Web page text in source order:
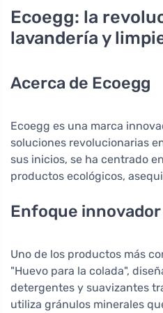
estas preguntas, ¡ha llegado
Huevo de Lavado Ecoegg no
recipiente de plástico que
de lavado mineral. Soportan
no contienen productos
muy sensible. Cuando el
basta con comprar otro en
rellenar el huevo. Al igual
ecológicos, entre los huevos
esenciales naturales,
Ecoegg: la
lavandería y
Acerca de Ecoegg
Ecoegg es una marca
soluciones revolucionarias
sus inicios, se ha centrado
productos ecológicos,
Enfoque innovador
Uno de los productos más
"Huevo para la colada",
detergentes y suavizantes
utiliza gránulos minerales